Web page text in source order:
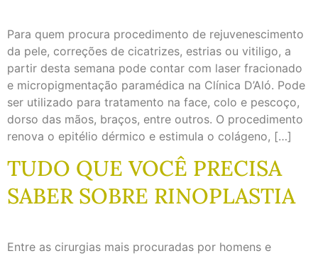
Para quem procura procedimento de rejuvenescimento
da pele, correções de cicatrizes, estrias ou vitiligo, a
partir desta semana pode contar com laser fracionado
e micropigmentação paramédica na Clínica D’Aló. Pode
ser utilizado para tratamento na face, colo e pescoço,
dorso das mãos, braços, entre outros. O procedimento
renova o epitélio dérmico e estimula o colágeno, […]
TUDO QUE VOCÊ PRECISA
SABER SOBRE RINOPLASTIA
Entre as cirurgias mais procuradas por homens e